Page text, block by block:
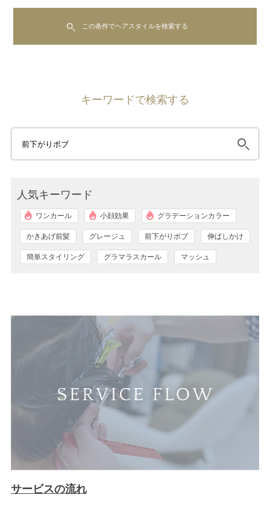
この条件でヘアスタイルを検索する
キーワードで検索する
人気キーワード
ワンカール 小顔効果 グラデーションカラー
かきあげ前髪 グレージュ 前下がりボブ 伸ばしかけ
簡単スタイリング グラマラスカール マッシュ
サービスの流れ